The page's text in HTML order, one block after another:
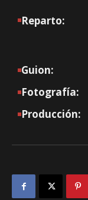
Reparto:
Guion:
Fotografía:
Producción: